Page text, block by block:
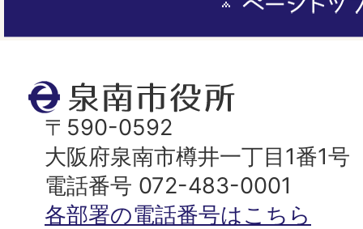
泉
南
市
役
所
〒590-0592
大阪府泉南市樽井一丁目1番1号
電話番号 072-483-0001
各部署の電話番号はこちら